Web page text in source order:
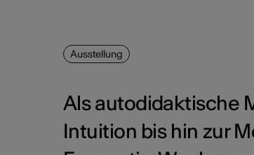
Ausstellung
Als autodidaktische
Intuition bis hin zur